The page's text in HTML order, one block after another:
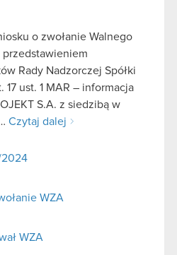
o zwołanie Walnego
przedstawieniem
Rady Nadzorczej Spółki
17 ust. 1 MAR – informacja
S.A. z siedzibą w
Czytaj dalej
2024
WZA
WZA